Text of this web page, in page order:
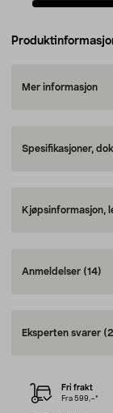
Mer informasjon
Spesifikasjoner,
Kjøpsinformasjon,
Anmeldelser (14)
Eksperten svarer
Fri frakt
Fra 599,–*